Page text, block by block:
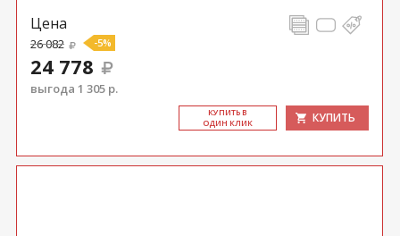
Цена
26 082 -5%
24 778
выгода 1 305 р.
КУ­ПИТЬ В
ОДИН КЛИК
КУПИТЬ